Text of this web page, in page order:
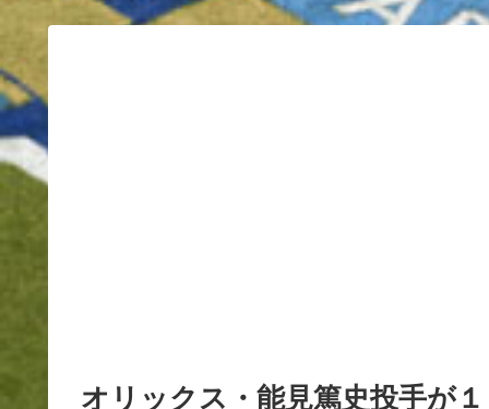
オリックス・能見篤史投手が